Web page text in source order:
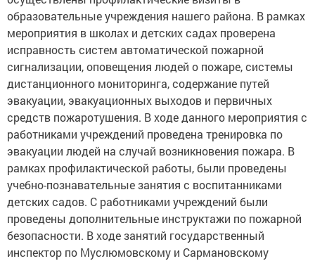
образовательные учреждения нашего района. В рамках
мероприятия в школах и детских садах проверена
исправность систем автоматической пожарной
сигнализации, оповещения людей о пожаре, системы
дистанционного мониторинга, содержание путей
эвакуации, эвакуационных выходов и первичных
средств пожаротушения. В ходе данного мероприятия с
работниками учреждений проведена тренировка по
эвакуации людей на случай возникновения пожара. В
рамках профилактической работы, были проведены
учебно-познавательные занятия с воспитанниками
детских садов. С работниками учреждений были
проведены дополнительные инструктажи по пожарной
безопасности. В ходе занятий государственный
инспектор по Муслюмовскому и Сармановскому